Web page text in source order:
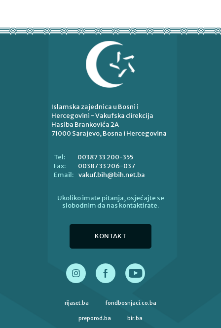
Islamska zajednica u Bosni i
Hercegovini - Vakufska direkcija
Hasiba Brankovića 2A
71000 Sarajevo, Bosna i Hercegovina
Tel:
00387 33 200-355
Fax:
00387 33 206-037
Email: vakuf.bih@bih.net.ba
Ukoliko imate pitanja, osjećajte se
slobodnim da nas kontaktirate.
KONTAKT
rijaset.ba fondbosnjaci.co.ba
preporod.ba bir.ba